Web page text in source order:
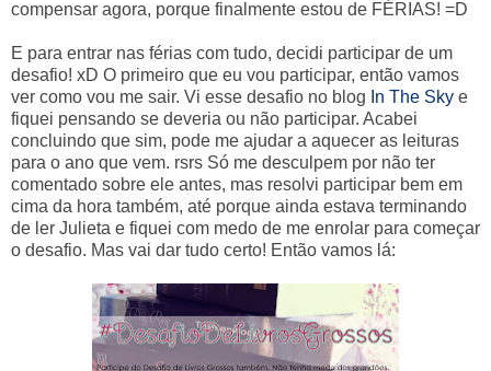
compensar agora, porque finalmente estou de FÉRIAS! =D
E para entrar nas férias com tudo, decidi participar de um
desafio! xD O primeiro que eu vou participar, então vamos
ver como vou me sair. Vi esse desafio no blog In The Sky e
fiquei pensando se deveria ou não participar. Acabei
concluindo que sim, pode me ajudar a aquecer as leituras
para o ano que vem. rsrs Só me desculpem por não ter
comentado sobre ele antes, mas resolvi participar bem em
cima da hora também, até porque ainda estava terminando
de ler Julieta e fiquei com medo de me enrolar para começar
o desafio. Mas vai dar tudo certo! Então vamos lá: